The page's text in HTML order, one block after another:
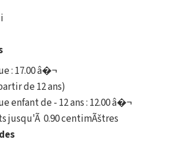
: 17.00 â�¬
de 12 ans)
enfant de - 12 ans : 12.00 â�¬
jusqu'Ã 0.90 centimÃštres